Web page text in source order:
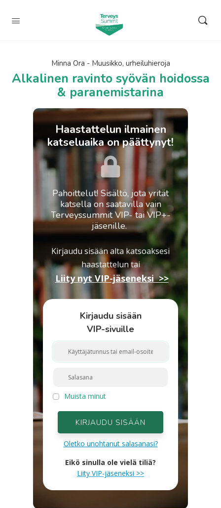
Minna Ora - Muusikko, urheiluhieroja
Alkalinen ravinto syövän hoidossa
& paranemistarina
Haastattelun ilmainen
katseluaika on päättynyt!
Pahoittelut! Sisältö, jota yrität
katsella on saatavilla vain
Terveyssummit VIP- tai VIP+-
jäsenille.
Kirjaudu sisään alta katsoaksesi
haastatteluntai
Liity nyt VIP-jäseneksi >>
Kirjaudu sisään
VIP-sivuille
Muista minut
KIRJAUDU SISÄÄN
Oletko unohtanut salasanasi?
Eikö sinulla ole vielä tiliä?
Liity VIP-jäseneksi >>